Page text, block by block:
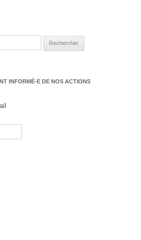
INFORMÉ-E DE NOS ACTIONS